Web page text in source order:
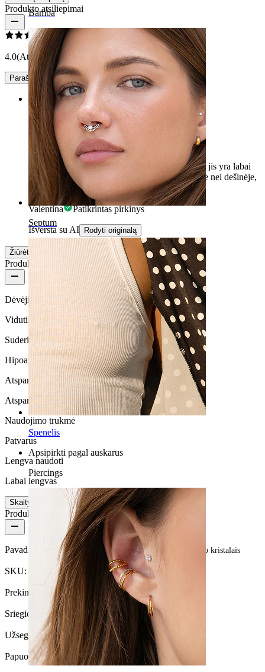
Bamba
Septum
Spenelis
Apsipirkti pagal auskarus
Piercings
Produkto atsiliepimai
4.0(Atsiliepimų: 1)
Parašyti įvertinimą
Rating
Saldus
Auskaras yra tikras košmaras prisukimui, tačiau jis yra labai
gražus ir blizgantis. Jis geriau sėdi kairėje ausyje nei dešinėje,
ir yra gana mažas.
Valentina Patikrintas pirkinys
Išversta su AI Rodyti originalą
Žiūrėti daugiau
Produkto kokybė
Dėvėjimo dažnumas
Vidutinio naudojimo
Suderinamumas su oda
Hipoalerginis
Atsparus vandeniui
Atsparus vandeniui
Naudojimo trukmė
Patvarus
Lengva naudoti
Labai lengvas
Skaityti daugiau
Produkto informacija
Pavadinimas: Lenktas labret auskaras su mažėjančio dydžio kristalais
SKU: Labret-211
Prekinis ženklas:Bodymod Premium
Sriegio storis:1,2 mm
Užsegimo tipas: Vidinis sriegis
Papuošalo tipas: Labret, Plokščia nugarėle